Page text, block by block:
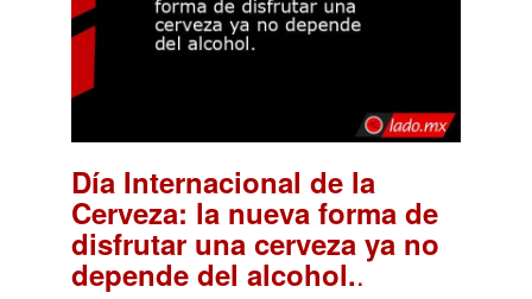
Día Internacional de la
Cerveza: la nueva forma de
disfrutar una cerveza ya no
depende del alcohol..